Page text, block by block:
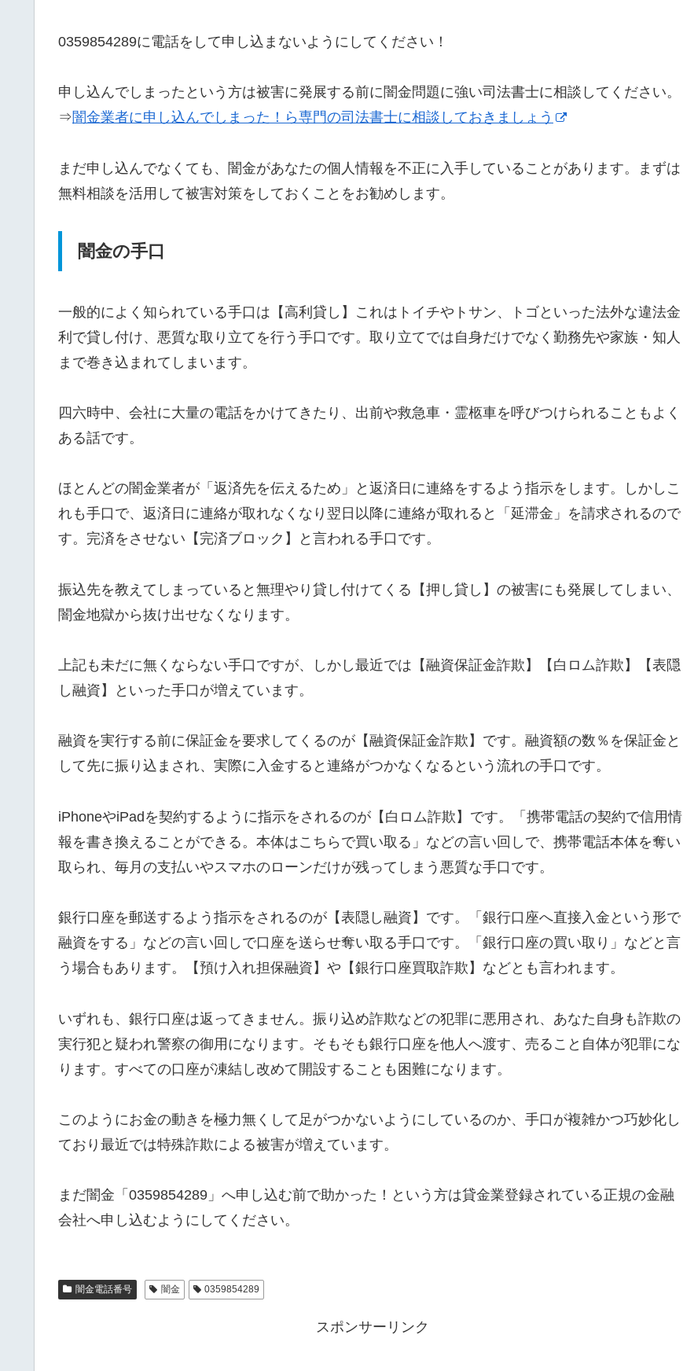
0359854289に電話をして申し込まないようにしてください！
申し込んでしまったという方は被害に発展する前に闇金問題に強い司法書士に相談してください。
⇒闇金業者に申し込んでしまった！ら専門の司法書士に相談しておきましょう
まだ申し込んでなくても、闇金があなたの個人情報を不正に入手していることがあります。まずは
無料相談を活用して被害対策をしておくことをお勧めします。
闇金の手口
一般的によく知られている手口は【高利貸し】これはトイチやトサン、トゴといった法外な違法金
利で貸し付け、悪質な取り立てを行う手口です。取り立てでは自身だけでなく勤務先や家族・知人
まで巻き込まれてしまいます。
四六時中、会社に大量の電話をかけてきたり、出前や救急車・霊柩車を呼びつけられることもよく
ある話です。
ほとんどの闇金業者が「返済先を伝えるため」と返済日に連絡をするよう指示をします。しかしこ
れも手口で、返済日に連絡が取れなくなり翌日以降に連絡が取れると「延滞金」を請求されるので
す。完済をさせない【完済ブロック】と言われる手口です。
振込先を教えてしまっていると無理やり貸し付けてくる【押し貸し】の被害にも発展してしまい、
闇金地獄から抜け出せなくなります。
上記も未だに無くならない手口ですが、しかし最近では【融資保証金詐欺】【白ロム詐欺】【表隠
し融資】といった手口が増えています。
融資を実行する前に保証金を要求してくるのが【融資保証金詐欺】です。融資額の数％を保証金と
して先に振り込まされ、実際に入金すると連絡がつかなくなるという流れの手口です。
iPhoneやiPadを契約するように指示をされるのが【白ロム詐欺】です。「携帯電話の契約で信用情
報を書き換えることができる。本体はこちらで買い取る」などの言い回しで、携帯電話本体を奪い
取られ、毎月の支払いやスマホのローンだけが残ってしまう悪質な手口です。
銀行口座を郵送するよう指示をされるのが【表隠し融資】です。「銀行口座へ直接入金という形で
融資をする」などの言い回しで口座を送らせ奪い取る手口です。「銀行口座の買い取り」などと言
う場合もあります。【預け入れ担保融資】や【銀行口座買取詐欺】などとも言われます。
いずれも、銀行口座は返ってきません。振り込め詐欺などの犯罪に悪用され、あなた自身も詐欺の
実行犯と疑われ警察の御用になります。そもそも銀行口座を他人へ渡す、売ること自体が犯罪にな
ります。すべての口座が凍結し改めて開設することも困難になります。
このようにお金の動きを極力無くして足がつかないようにしているのか、手口が複雑かつ巧妙化し
ており最近では特殊詐欺による被害が増えています。
まだ闇金「0359854289」へ申し込む前で助かった！という方は貸金業登録されている正規の金融
会社へ申し込むようにしてください。
闇金電話番号 闇金 0359854289
スポンサーリンク